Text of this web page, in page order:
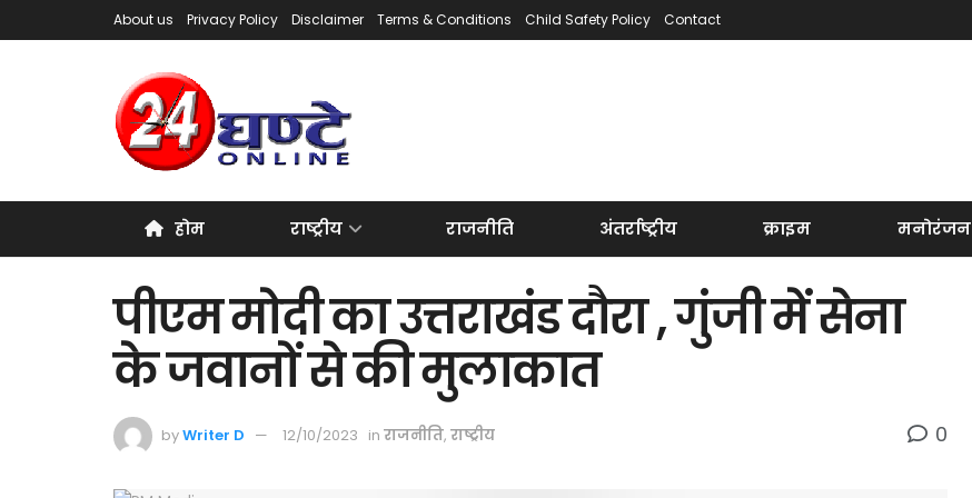
About us Privacy Policy Disclaimer Terms & Conditions Child Safety Policy Contact
होम राष्ट्रीय राजनीति अंतर्राष्ट्रीय क्राइम मनोरंजन
पीएम मोदी का उत्तराखंड दौरा , गुंजी में सेना
के जवानों से की मुलाकात
byWriter D 12/10/2023 in राजनीति, राष्ट्रीय 0